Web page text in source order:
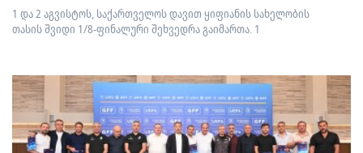
1 და 2 აგვისტოს, საქართველოს დავით ყიფიანის სახელობის
თასის შვიდი 1/8-ფინალური შეხვედრა გაიმართა. 1